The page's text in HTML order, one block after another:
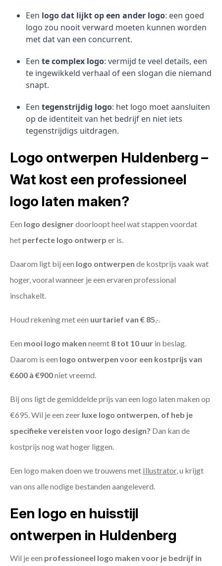
Een logo dat lijkt op een ander logo: een goed
logo zou nooit verward moeten kunnen worden
met dat van een concurrent.
Een te complex logo: vermijd te veel details, een
te ingewikkeld verhaal of een slogan die niemand
snapt.
Een tegenstrijdig logo: het logo moet aansluiten
op de identiteit van het bedrijf en niet iets
tegenstrijdigs uitdragen.
Logo ontwerpen Huldenberg –
Wat kost een professioneel
logo laten maken?
Een logo designerdoorloopt heel wat stappen voordat
het perfecte logo ontwerp er is.
Daarom ligt bij een logo ontwerpen de kostprijs vaak wat
hoger, vooral wanneer je een ervaren professional
inschakelt.
Houd rekening met een uurtarief van € 85,-.
Een mooi logo maken neemt 8 tot 10 uur in beslag.
Daarom is een logo ontwerpen voor een kostprijs van
€600 à €900niet vreemd.
Bij ons ligt de gemiddelde prijs van een logo laten maken op
€695. Wil je een zeer luxe logo ontwerpen, of heb je
specifieke vereisten voor logo design? Dan kan de
kostprijs nog wat hoger liggen.
Een logo maken doen we trouwens met Illustrator, u krijgt
van ons alle nodige bestanden aangeleverd.
Een logo en huisstijl
ontwerpen in Huldenberg
Wil je een professioneel logo maken voor je bedrijf in